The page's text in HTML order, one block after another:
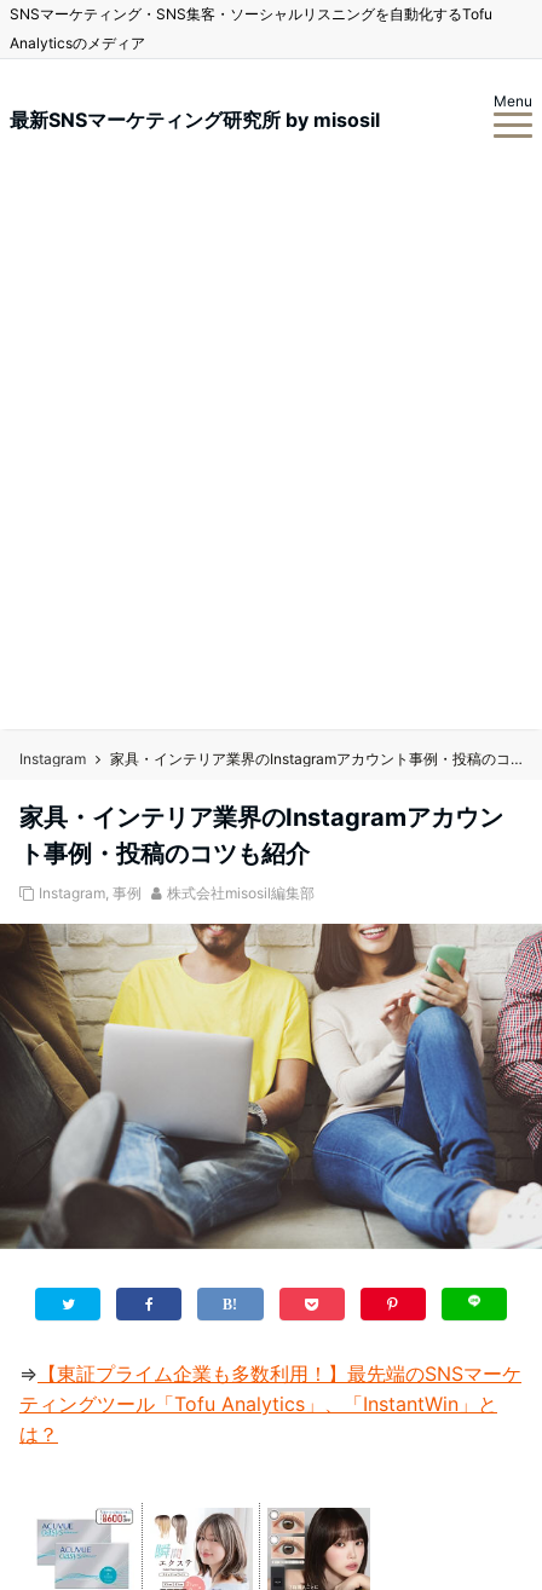
SNSマーケティング・SNS集客・ソーシャルリスニングを自動化するTofu
Analyticsのメディア
最新SNSマーケティング研究所 by misosil
Menu
Instagram 家具・インテリア業界のInstagramアカウント事例・投稿のコツも紹介
家具・インテリア業界のInstagramアカウン
ト事例・投稿のコツも紹介
Instagram, 事例 株式会社misosil編集部
⇒ 【東証プライム企業も多数利用！】最先端のSNSマーケ
ティングツール「Tofu Analytics」、「InstantWin」と
は？